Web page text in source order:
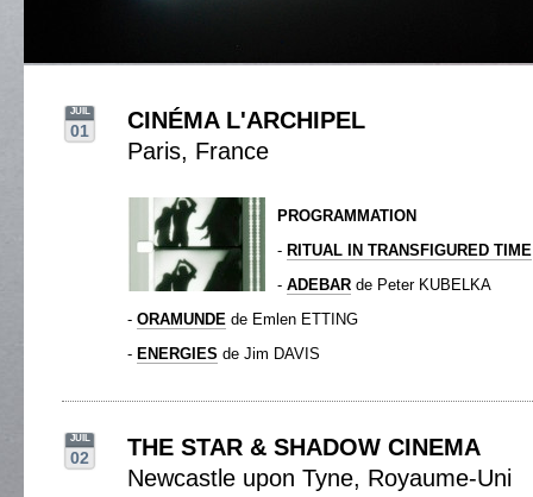
JUIL
01
CINÉMA L'ARCHIPEL
Paris, France
PROGRAMMATION
- RITUAL IN TRANSFIGURED TIME
- ADEBAR de Peter KUBELKA
- ORAMUNDE de Emlen ETTING
- ENERGIES de Jim DAVIS
JUIL
02
THE STAR & SHADOW CINEMA
Newcastle upon Tyne, Royaume-Uni